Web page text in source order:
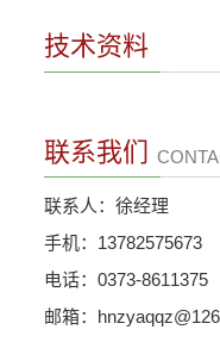
技术资料
联系我们
联系人：徐经理
手机：13782575673
电话：0373-8611375
邮箱：